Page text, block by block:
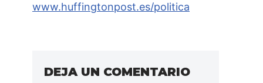
www.huffingtonpost.es/politica
DEJA UN COMENTARIO